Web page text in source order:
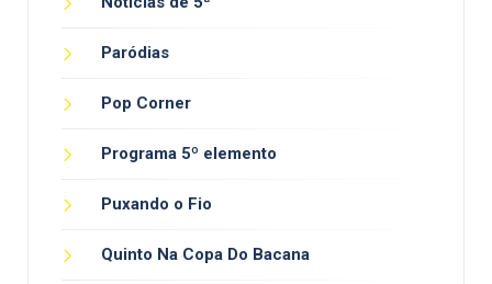
Paródias
Pop Corner
Programa 5º elemento
Puxando o Fio
Quinto Na Copa Do Bacana